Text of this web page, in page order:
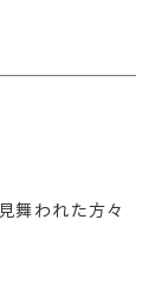
舞われた方々